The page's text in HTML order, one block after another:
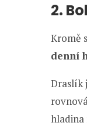
2.
Kromě
denní
Draslík
hladina